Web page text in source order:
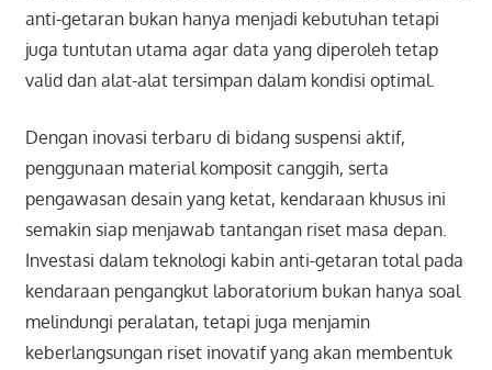
anti-getaran bukan hanya menjadi kebutuhan tetapi
juga tuntutan utama agar data yang diperoleh tetap
valid dan alat-alat tersimpan dalam kondisi optimal.
Dengan inovasi terbaru di bidang suspensi aktif,
penggunaan material komposit canggih, serta
pengawasan desain yang ketat, kendaraan khusus ini
semakin siap menjawab tantangan riset masa depan.
Investasi dalam teknologi kabin anti-getaran total pada
kendaraan pengangkut laboratorium bukan hanya soal
melindungi peralatan, tetapi juga menjamin
keberlangsungan riset inovatif yang akan membentuk